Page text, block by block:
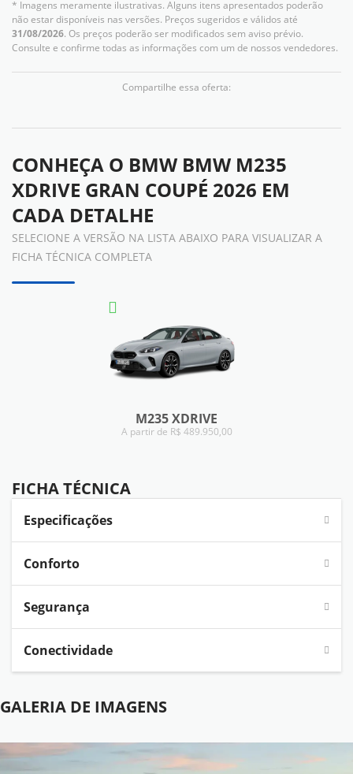
* Imagens meramente ilustrativas. Alguns itens apresentados poderão
não estar disponíveis nas versões. Preços sugeridos e válidos até
31/08/2026. Os preços poderão ser modificados sem aviso prévio.
Consulte e confirme todas as informações com um de nossos vendedores.
Compartilhe essa oferta:
CONHEÇA O BMW BMW M235
XDRIVE GRAN COUPÉ 2026 EM
CADA DETALHE
SELECIONE A VERSÃO NA LISTA ABAIXO PARA VISUALIZAR A
FICHA TÉCNICA COMPLETA
M235 XDRIVE
A partir de R$ 489.950,00
FICHA TÉCNICA
Especificações
Conforto
Segurança
Conectividade
GALERIA DE IMAGENS